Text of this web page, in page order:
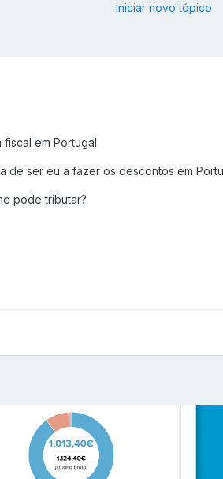
Iniciar novo tópico
em Portugal.
de ser eu a fazer os descontos em
pode tributar?